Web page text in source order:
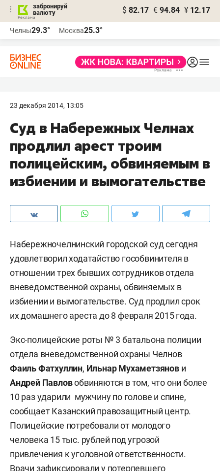
забронируй
валюту
$ 82.17 € 94.84 ¥ 12.17
Челны29.3° Москва25.3°
23 декабря 2014, 13:05
Суд в Набережных Челнах
продлил арест троим
полицейским, обвиняемым в
избиении и вымогательстве
Набережночелнинский городской суд сегодня
удовлетворил ходатайство гособвинителя в
отношении трех бывших сотрудников отдела
вневедомственной охраны, обвиняемых в
избиении и вымогательстве. Суд продлил срок
их домашнего ареста до 8 февраля 2015 года.
Экс-полицейские роты № 3 батальона полиции
отдела вневедомственной охраны Челнов
Фаиль Фатхуллин, Ильнар Мухаметзянови
Андрей Павловобвиняются в том, что они более
10 раз ударили мужчину по голове и спине,
сообщает Казанский правозащитный центр.
Полицейские потребовали от молодого
человека 15 тыс. рублей под угрозой
привлечения к уголовной ответственности.
Врачи зафиксировали у потерпевшего